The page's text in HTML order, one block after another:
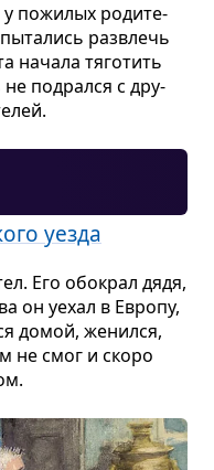
у пожи­лых роди­те­
раз­влечь
начала тяго­тить
под­рался с дру­
уезда
Его обо­крал дядя,
он уехал в Европу,
домой, женился,
не смог и скоро